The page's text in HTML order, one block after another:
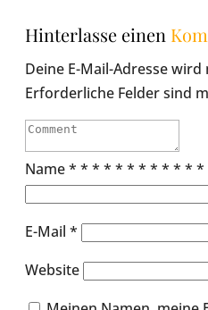
Hinterlasse einen
Deine E-Mail-Adresse
Erforderliche Felder sind
Name* * * * * * * * * * * *
E-Mail *
Website